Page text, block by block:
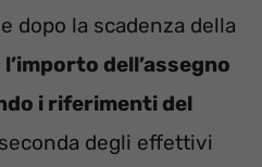
dopo la scadenza della
l’importo dell’assegno
i riferimenti del
degli effettivi